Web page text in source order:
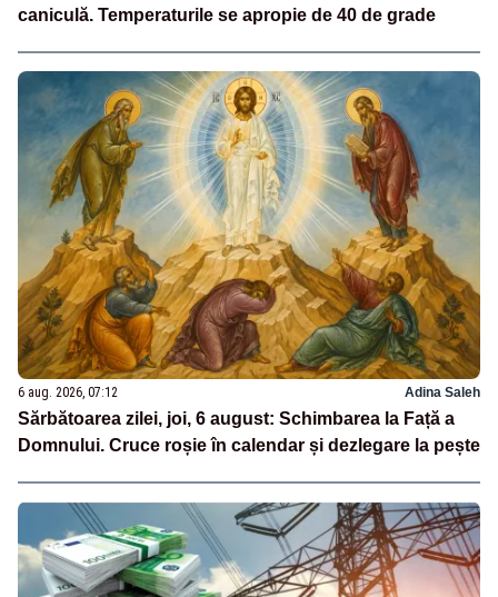
caniculă. Temperaturile se apropie de 40 de grade
6 aug. 2026, 07:12 Adina Saleh
Sărbătoarea zilei, joi, 6 august: Schimbarea la Față a
Domnului. Cruce roșie în calendar și dezlegare la pește